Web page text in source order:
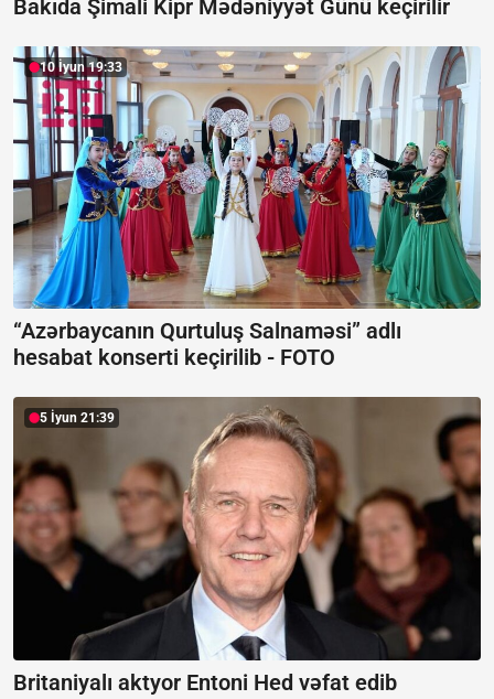
Bakıda Şimali Kipr Mədəniyyət Günü keçirilir
10 İyun 19:33
“Azərbaycanın Qurtuluş Salnaməsi” adlı
hesabat konserti keçirilib - FOTO
5 İyun 21:39
Britaniyalı aktyor Entoni Hed vəfat edib